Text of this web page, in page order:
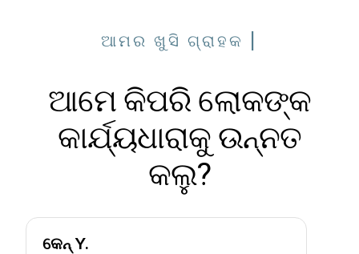
ଆମର ଖୁସି ଗ୍ରାହକ |
ଆମେ କିପରି ଲୋକଙ୍କ
କାର୍ଯ୍ୟଧାରାକୁ ଉନ୍ନତ
କଲୁ?
କେନ୍ Y.